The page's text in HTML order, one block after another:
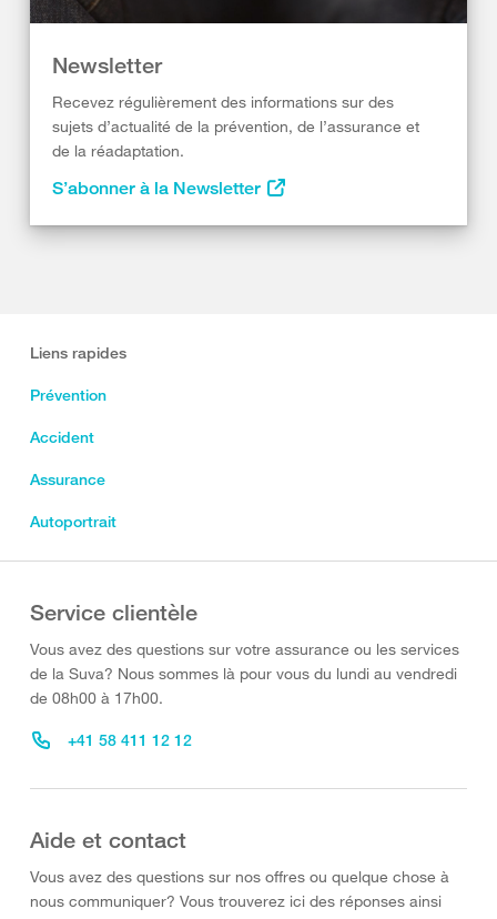
Newsletter
Recevez régulièrement des informations sur des
sujets d’actualité de la prévention, de l’assurance et
de la réadaptation.
S’abonner à la Newsletter
Liens rapides
Prévention
Accident
Assurance
Autoportrait
Service clientèle
Vous avez des questions sur votre assurance ou les services
de la Suva? Nous sommes là pour vous du lundi au vendredi
de 08h00 à 17h00.
+41 58 411 12 12
Aide et contact
Vous avez des questions sur nos offres ou quelque chose à
nous communiquer? Vous trouverez ici des réponses ainsi